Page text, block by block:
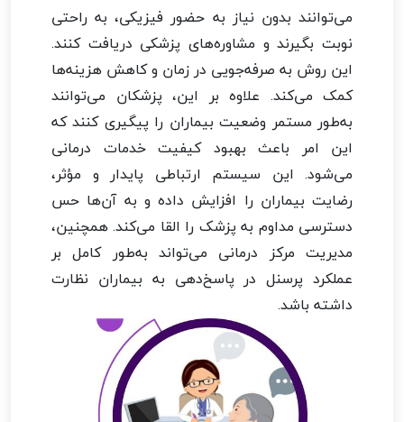
می‌توانند بدون نیاز به حضور فیزیکی، به راحتی
نوبت بگیرند و مشاوره‌های پزشکی دریافت کنند.
این روش به صرفه‌جویی در زمان و کاهش هزینه‌ها
کمک می‌کند. علاوه بر این، پزشکان می‌توانند
به‌طور مستمر وضعیت بیماران را پیگیری کنند که
این امر باعث بهبود کیفیت خدمات درمانی
می‌شود. این سیستم ارتباطی پایدار و مؤثر،
رضایت بیماران را افزایش داده و به آن‌ها حس
دسترسی مداوم به پزشک را القا می‌کند. همچنین،
مدیریت مرکز درمانی می‌تواند به‌طور کامل بر
عملکرد پرسنل در پاسخ‌دهی به بیماران نظارت
داشته باشد.